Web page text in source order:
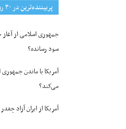
پربیننده‌ترین‌ در ۳۰ روز گذشته
جمهوری اسلامی از
سود رسانده؟
آمریکا با ماندن
می‌کند؟
آمریکا از ایران آزاد